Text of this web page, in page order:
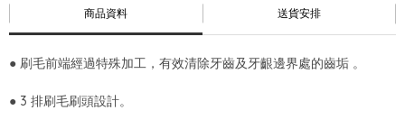
商品資料 送貨安排
● 刷毛前端經過特殊加工，有效清除牙齒及牙齦邊界處的齒垢 。
● 3 排刷毛刷頭設計。